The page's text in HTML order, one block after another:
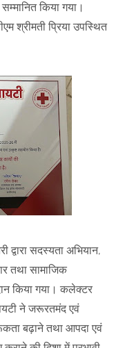
किया गया।
श्रीमती प्रिया उपस्थित
द्वारा सदस्यता अभियान,
तथा सामाजिक
किया गया। कलेक्टर
ने जरूरतमंद एवं
बढ़ाने तथा आपदा एवं